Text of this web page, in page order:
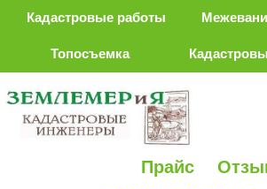
Кадастровые работы
Топосъемка
Прайс